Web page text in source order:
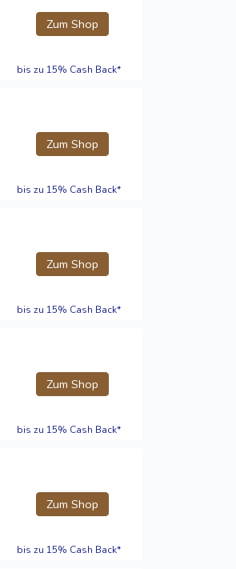
Zum Shop
bis zu 15% Cash Back*
Zum Shop
bis zu 15% Cash Back*
Zum Shop
bis zu 15% Cash Back*
Zum Shop
bis zu 15% Cash Back*
Zum Shop
bis zu 15% Cash Back*